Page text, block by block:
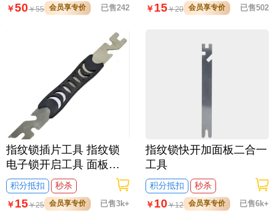
￥50￥55 会员享专价 已售242
指纹锁插片工具 指纹锁
电子锁开启工具 面板拆
卸工具
积分抵扣
秒杀
￥15￥25 会员享专价 已售3k+
￥15￥20 会员享专价 已售502
指纹锁快开加面板二合一
工具
积分抵扣
秒杀
￥10￥12 会员享专价 已售6k+